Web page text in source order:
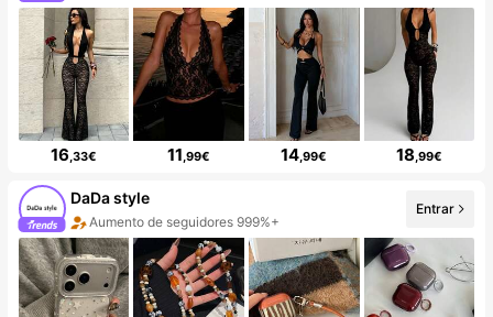
16,33€ 11,99€ 14,99€ 18,99€
DaDa style
Aumento de seguidores 999%+
Entrar